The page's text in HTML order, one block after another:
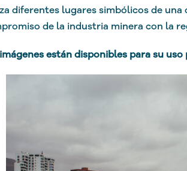
diferentes lugares simbólicos de
de la industria minera con la
están disponibles para su